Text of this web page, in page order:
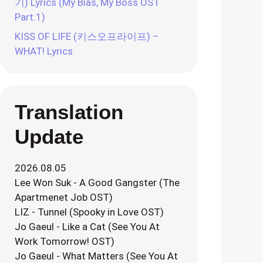
Part.1)
KISS OF LIFE (키스오프라이프) –
WHAT! Lyrics
Translation
Update
2026.08.05
Lee Won Suk - A Good Gangster (The
Apartmenet Job OST)
LIZ - Tunnel (Spooky in Love OST)
Jo Gaeul - Like a Cat (See You At
Work Tomorrow! OST)
Jo Gaeul - What Matters (See You At